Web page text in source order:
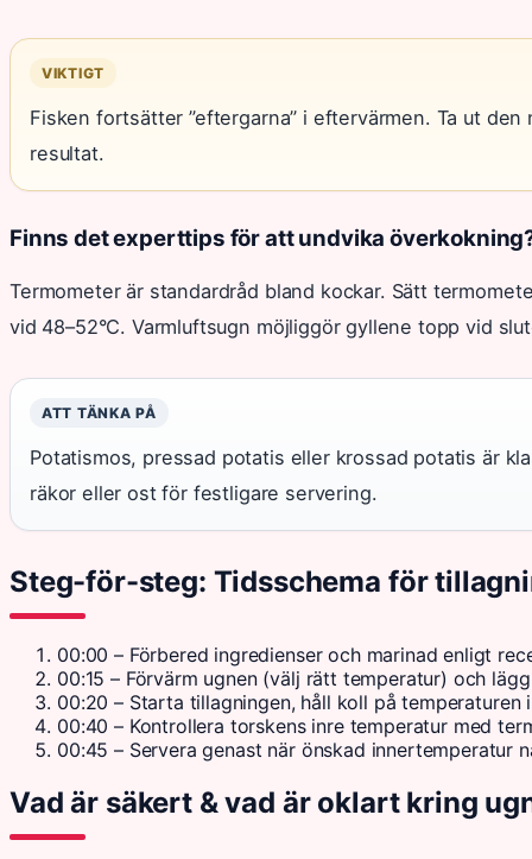
VIKTIGT
Fisken fortsätter ”eftergarna” i eftervärmen. Ta ut
resultat.
Finns det experttips för att undvika
Termometer är standardråd bland kockar. Sätt
vid 48–52°C. Varmluftsugn möjliggör gyllene topp vid
ATT TÄNKA PÅ
Potatismos, pressad potatis eller krossad potatis är
räkor eller ost för festligare servering.
Steg-för-steg: Tidsschema för
00:00 – Förbered ingredienser och marinad enligt
00:15 – Förvärm ugnen (välj rätt temperatur) och
00:20 – Starta tillagningen, håll koll på temperaturen
00:40 – Kontrollera torskens inre temperatur med
00:45 – Servera genast när önskad innertemperatur
Vad är säkert & vad är oklart kring